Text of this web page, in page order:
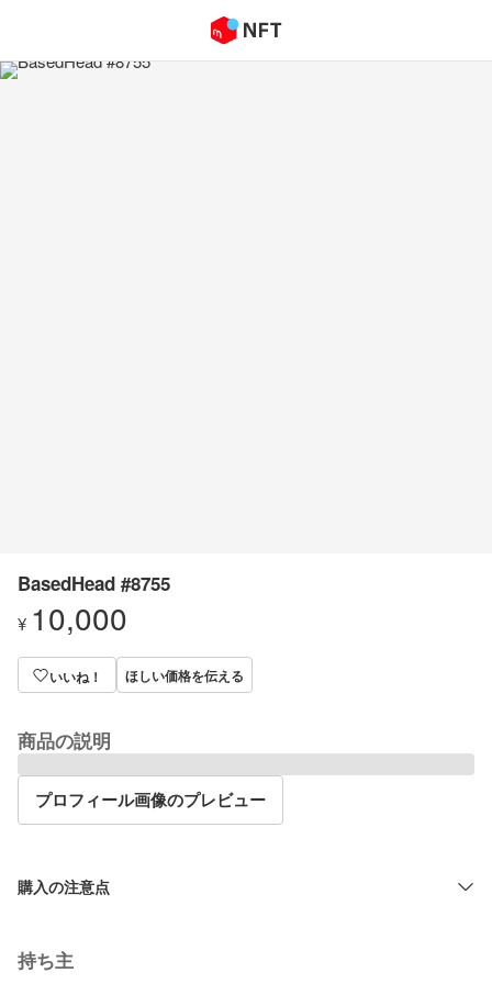
BasedHead #8755
¥ 10,000
いいね！ ほしい価格を伝える
商品の説明
プロフィール画像のプレビュー
購入の注意点
持ち主